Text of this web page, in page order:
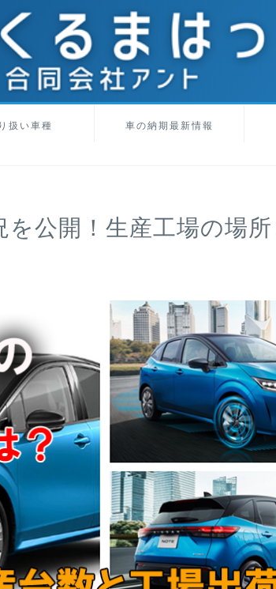
扱い車種 車の納期最新情報
を公開！生産工場の場所